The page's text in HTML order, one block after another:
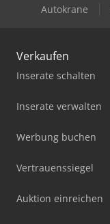
Autokrane
Verkaufen
Inserate schalten
Inserate verwalten
Werbung buchen
Vertrauenssiegel
Auktion einreichen